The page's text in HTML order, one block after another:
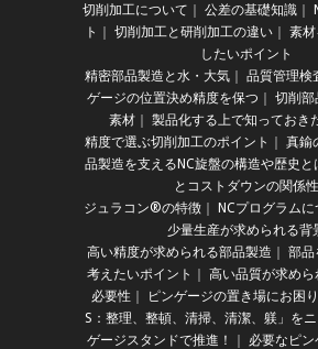
切削加工について ｜ 公差の基礎知識 ｜
ト ｜ 切削加工と研削加工の違い ｜ 素材
したいポイント
精密部品製造と水・大気 ｜ 品質管理検
ゲージの位置決め精度を保つ ｜ 切削部
素材｜ 製品化する上で知っておき
精度で選ぶ切削加工のポイント ｜ 真鍮
品製造を支えるNC旋盤の構造や歴史と
とコストダウンの関係性
ジュラコン®の特徴｜ NCプログラムに
少量生産が求められる背
高い精度が求められる部品製造 ｜ 部品
考えたいポイント ｜ 高い品質が求め
必要性 ｜ ピンゲージの置き場にお困
S：整理、整頓、清掃、清潔、躾」を
ゲージスタンドで推進！
｜
必要なピ